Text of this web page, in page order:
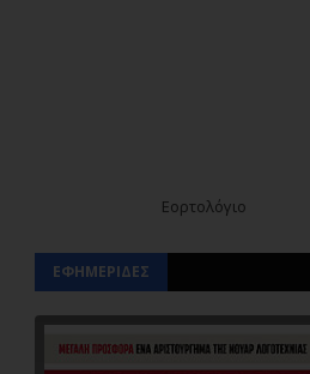
Εορτολόγιο
ΕΦΗΜΕΡΙΔΕΣ